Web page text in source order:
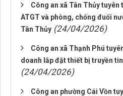
Công an xã Tân Thủy tuyên
ATGT và phòng, chống đuối
Tân Thủy (24/04/2026)
Công an xã Thạnh Phú
doanh lắp đặt thiết bị truyền
(24/04/2026)
Công an phường Cái Vồn